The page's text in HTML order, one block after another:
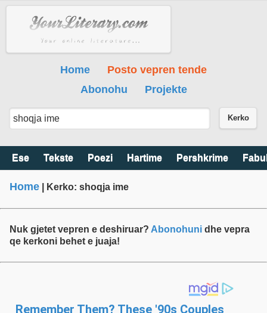
Home
Posto vepren tende
Abonohu
Projekte
Kerko
Ese Tekste Poezi Hartime Pershkrime
Home | Kerko: shoqja ime
Nuk gjetet vepren e deshiruar? Abonohuni dhe vepra
qe kerkoni behet e juaja!